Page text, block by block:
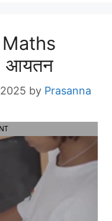
आयतन
by Prasanna